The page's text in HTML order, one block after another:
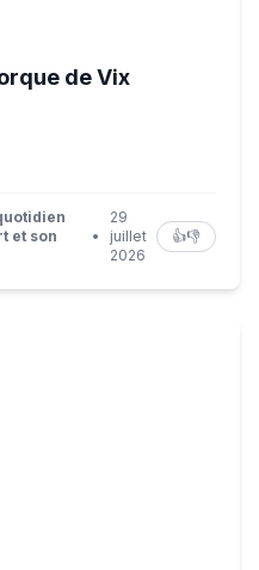
de Vix
et son
•
29
juillet
2026
👍👎